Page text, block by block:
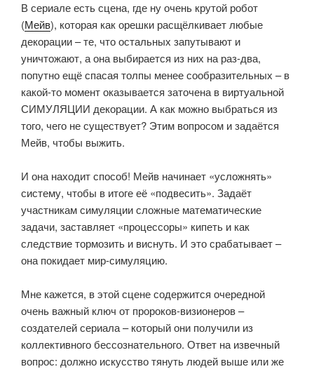
В сериале есть сцена, где ну очень крутой робот
(Мейв), которая как орешки расщёлкивает любые
декорации – те, что остальных запутывают и
уничтожают, а она выбирается из них на раз-два,
попутно ещё спасая толпы менее сообразительных – в
какой-то момент оказывается заточена в виртуальной
СИМУЛЯЦИИ декорации. А как можно выбраться из
того, чего не существует? Этим вопросом и задаётся
Мейв, чтобы выжить.
И она находит способ! Мейв начинает «усложнять»
систему, чтобы в итоге её «подвесить». Задаёт
участникам симуляции сложные математические
задачи, заставляет «процессоры» кипеть и как
следствие тормозить и виснуть. И это срабатывает –
она покидает мир-симуляцию.
Мне кажется, в этой сцене содержится очередной
очень важный ключ от пророков-визионеров –
создателей сериала – который они получили из
коллективного бессознательного. Ответ на извечный
вопрос: должно искусство тянуть людей выше или же